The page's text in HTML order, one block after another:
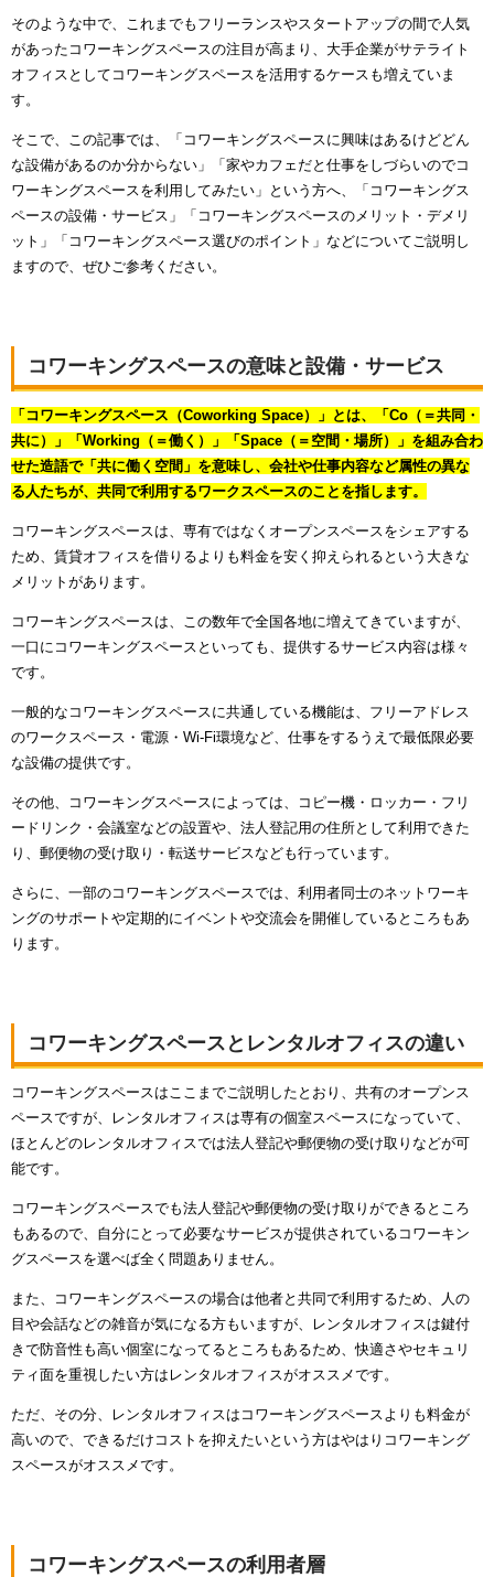
そのような中で、これまでもフリーランスやスタートアップの間で人気
があったコワーキングスペースの注目が高まり、大手企業がサテライト
オフィスとしてコワーキングスペースを活用するケースも増えていま
す。
そこで、この記事では、「コワーキングスペースに興味はあるけどどん
な設備があるのか分からない」「家やカフェだと仕事をしづらいのでコ
ワーキングスペースを利用してみたい」という方へ、「コワーキングス
ペースの設備・サービス」「コワーキングスペースのメリット・デメリ
ット」「コワーキングスペース選びのポイント」などについてご説明し
ますので、ぜひご参考ください。
コワーキングスペースの意味と設備・サービス
「コワーキングスペース（Coworking Space）」とは、「Co（＝共同・
共に）」「Working（＝働く）」「Space（＝空間・場所）」を組み合わ
せた造語で「共に働く空間」を意味し、会社や仕事内容など属性の異な
る人たちが、共同で利用するワークスペースのことを指します。
コワーキングスペースは、専有ではなくオープンスペースをシェアする
ため、賃貸オフィスを借りるよりも料金を安く抑えられるという大きな
メリットがあります。
コワーキングスペースは、この数年で全国各地に増えてきていますが、
一口にコワーキングスペースといっても、提供するサービス内容は様々
です。
一般的なコワーキングスペースに共通している機能は、フリーアドレス
のワークスペース・電源・Wi-Fi環境など、仕事をするうえで最低限必要
な設備の提供です。
その他、コワーキングスペースによっては、コピー機・ロッカー・フリ
ードリンク・会議室などの設置や、法人登記用の住所として利用できた
り、郵便物の受け取り・転送サービスなども行っています。
さらに、一部のコワーキングスペースでは、利用者同士のネットワーキ
ングのサポートや定期的にイベントや交流会を開催しているところもあ
ります。
コワーキングスペースとレンタルオフィスの違い
コワーキングスペースはここまでご説明したとおり、共有のオープンス
ペースですが、レンタルオフィスは専有の個室スペースになっていて、
ほとんどのレンタルオフィスでは法人登記や郵便物の受け取りなどが可
能です。
コワーキングスペースでも法人登記や郵便物の受け取りができるところ
もあるので、自分にとって必要なサービスが提供されているコワーキン
グスペースを選べば全く問題ありません。
また、コワーキングスペースの場合は他者と共同で利用するため、人の
目や会話などの雑音が気になる方もいますが、レンタルオフィスは鍵付
きで防音性も高い個室になってるところもあるため、快適さやセキュリ
ティ面を重視したい方はレンタルオフィスがオススメです。
ただ、その分、レンタルオフィスはコワーキングスペースよりも料金が
高いので、できるだけコストを抑えたいという方はやはりコワーキング
スペースがオススメです。
コワーキングスペースの利用者層